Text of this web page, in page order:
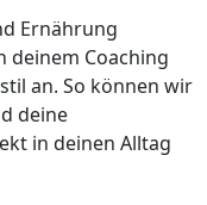
Ernährung
deinem Coaching
an. So können wir
deine
in deinen Alltag